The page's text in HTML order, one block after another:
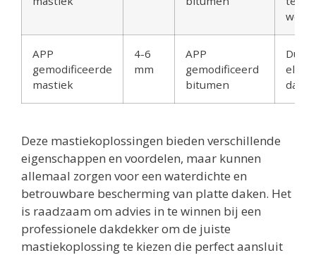
APP
gemodificeerde
mastiek
4-6
mm
APP
gemodificeerd
bitumen
Deze mastiekoplossingen bieden verschillende
eigenschappen en voordelen, maar kunnen
allemaal zorgen voor een waterdichte en
betrouwbare bescherming van platte daken. Het
is raadzaam om advies in te winnen bij een
professionele dakdekker om de juiste
mastiekoplossing te kiezen die perfect aansluit